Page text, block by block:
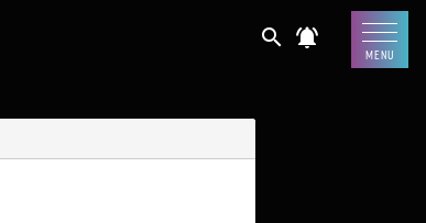
search notifications_active
MENU